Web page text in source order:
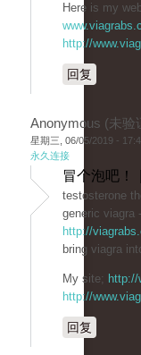
Here is my
http://
回复
Anonymous (未验
星期三, 06/05/2019 -
永久连接
冒个泡吧！
testosterone
generic viagra -
http://
bring viagra
My site; http://
http://
回复